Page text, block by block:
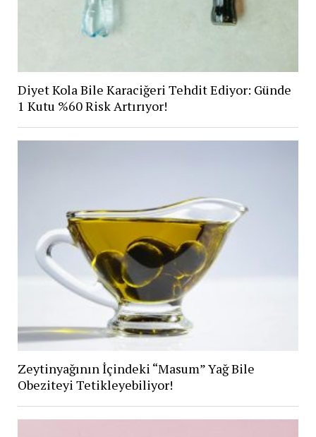
Diyet Kola Bile Karaciğeri Tehdit Ediyor: Günde
1 Kutu %60 Risk Artırıyor!
Zeytinyağının İçindeki “Masum” Yağ Bile
Obeziteyi Tetikleyebiliyor!